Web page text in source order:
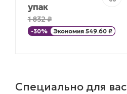
упак
1 832₽
-30% Экономия 549.60₽
Специально для вас